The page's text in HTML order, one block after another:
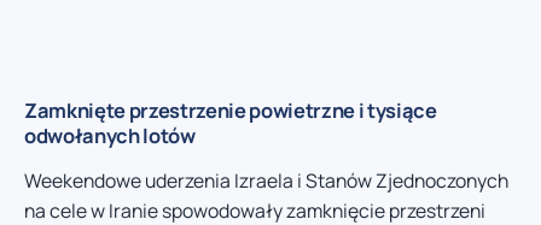
Zamknięte przestrzenie powietrzne i tysiące
odwołanych lotów
Weekendowe uderzenia Izraela i Stanów Zjednoczonych
na cele w Iranie spowodowały zamknięcie przestrzeni